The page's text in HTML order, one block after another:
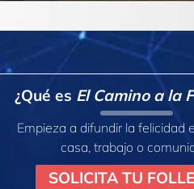
¿Qué es El Camino a la
Empieza a difundir la felicidad
casa, trabajo o
SOLICITA TU